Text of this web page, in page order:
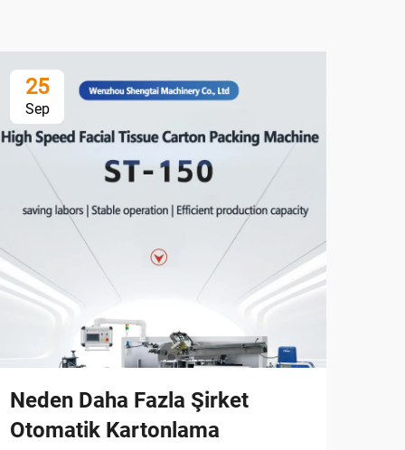
25
Sep
Neden Daha Fazla Şirket
Otomatik Kartonlama